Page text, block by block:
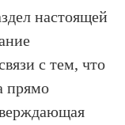
настоящей
с тем, что
прямо